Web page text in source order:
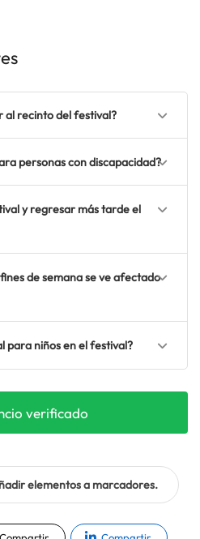
al recinto del festival?
personas con discapacidad?
y regresar más tarde el
de semana se ve afectado
para niños en el festival?
verificado
elementos a marcadores.